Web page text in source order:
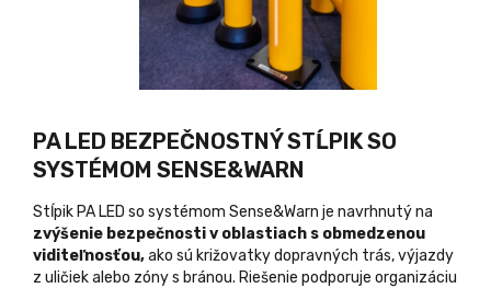
PA LED BEZPEČNOSTNÝ STĹPIK SO
SYSTÉMOM SENSE&WARN
Stĺpik PA LED so systémom Sense&Warn je navrhnutý na
zvýšenie bezpečnosti v oblastiach s obmedzenou
viditeľnosťou,ako sú križovatky dopravných trás, výjazdy
z uličiek alebo zóny s bránou. Riešenie podporuje organizáciu